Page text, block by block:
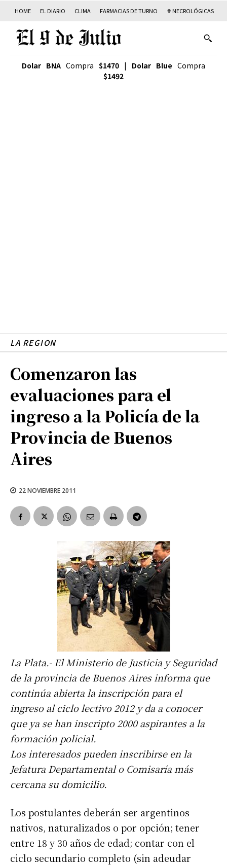
HOME EL DIARIO CLIMA FARMACIAS DE TURNO ✟ NECROLÓGICAS
Dolar BNA Compra $1470 | Dolar Blue Compra
$1492
LA REGION
Comenzaron las
evaluaciones para el
ingreso a la Policía de la
Provincia de Buenos
Aires
22 NOVIEMBRE 2011
La Plata.- El Ministerio de Justicia y Seguridad
de la provincia de Buenos Aires informa que
continúa abierta la inscripción para el
ingreso al ciclo lectivo 2012 y da a conocer
que ya se han inscripto 2000 aspirantes a la
formación policial.
Los interesados pueden inscribirse en la
Jefatura Departamental o Comisaría más
cercana su domicilio.
Los postulantes deberán ser argentinos
nativos, naturalizados o por opción; tener
entre 18 y 30 años de edad; contar con el
ciclo secundario completo (sin adeudar